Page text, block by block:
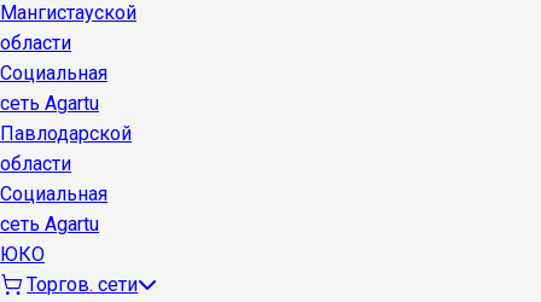
Мангистауской
области
Социальная
сеть Agartu
Павлодарской
области
Социальная
сеть Agartu
ЮКО
Торгов. сети